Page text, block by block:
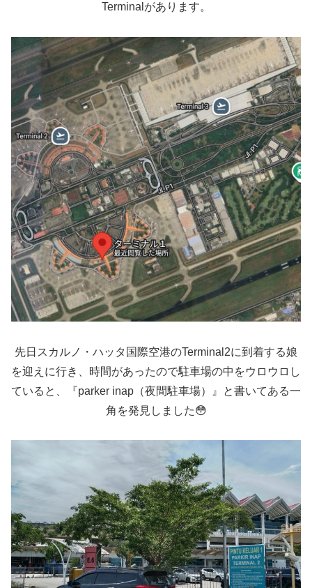
Terminalがあります。
先日スカルノ・ハッタ国際空港のTerminal2に到着する娘
を迎えに行き、時間があったので駐車場の中をウロウロし
ていると、『parker inap（夜間駐車場）』と書いてある一
角を発見しました😳